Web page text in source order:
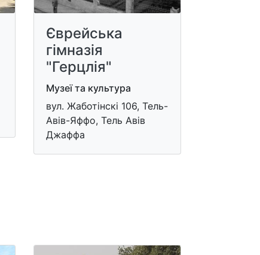
Єврейська
гімназія
"Герцлія"
Музеї та культура
вул. Жаботінскі 106, Тель-
Авів-Яффо, Тель Авів
Джаффа